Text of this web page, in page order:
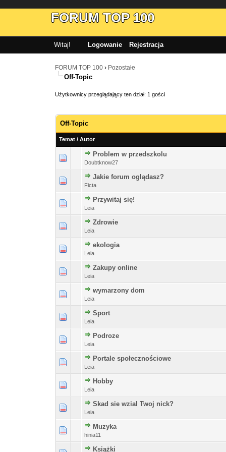
FORUM TOP 100
Witaj! Logowanie Rejestracja
FORUM TOP 100 › Pozostałe
Off-Topic
Użytkownicy przeglądający ten dział: 1 gości
Off-Topic
Temat /Autor
Problem w przedszkolu
Doubtknow27
Jakie forum oglądasz?
Ficta
Przywitaj się!
Leia
Zdrowie
Leia
ekologia
Leia
Zakupy online
Leia
wymarzony dom
Leia
Sport
Leia
Podroze
Leia
Portale społecznościowe
Leia
Hobby
Leia
Skad sie wzial Twoj nick?
Leia
Muzyka
hinia11
Książki